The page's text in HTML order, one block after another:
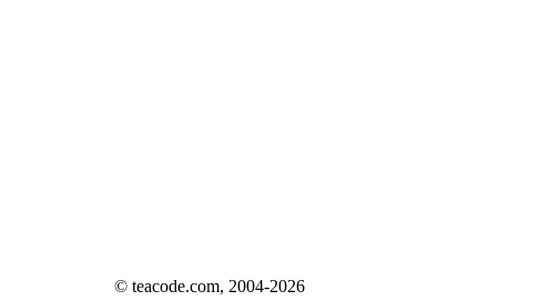
© teacode.com, 2004-2026